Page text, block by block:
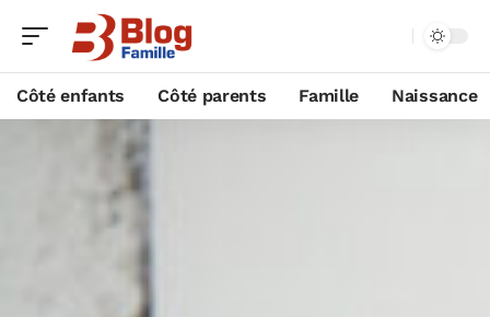
Côté enfants Côté parents Famille Naissance